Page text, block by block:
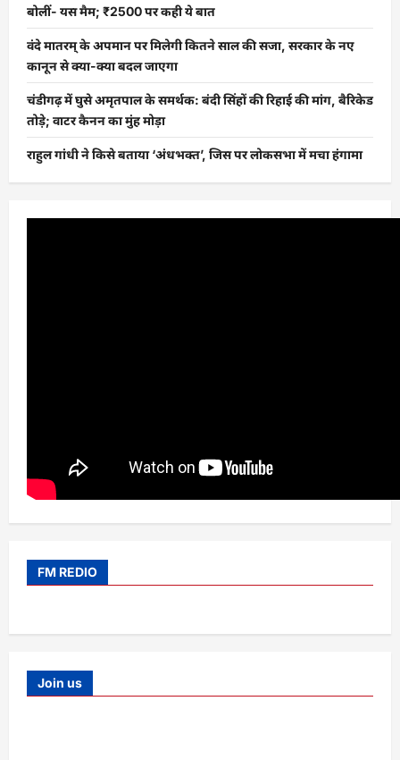
बोलीं- यस मैम; ₹2500 पर कही ये बात
वंदे मातरम् के अपमान पर मिलेगी कितने साल की सजा, सरकार के नए
कानून से क्या-क्या बदल जाएगा
चंडीगढ़ में घुसे अमृतपाल के समर्थक: बंदी सिंहों की रिहाई की मांग, बैरिकेड
तोड़े; वाटर कैनन का मुंह मोड़ा
राहुल गांधी ने किसे बताया ‘अंधभक्त’, जिस पर लोकसभा में मचा हंगामा
FM REDIO
Join us